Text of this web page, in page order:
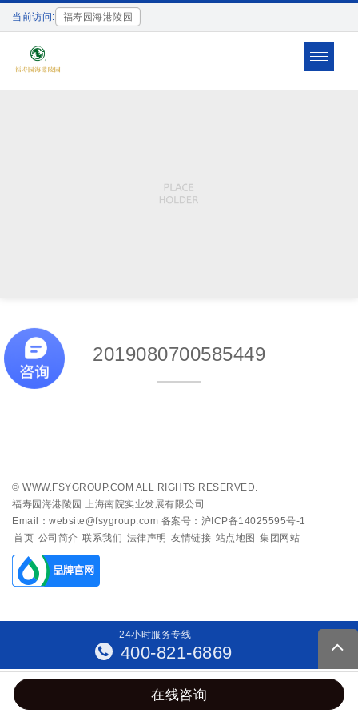
当前访问: 福寿园海港陵园
Toggle
2019080700585449
© WWW.FSYGROUP.COM ALL RIGHTS RESERVED.
福寿园海港陵园 上海南院实业发展有限公司
Email：website@fsygroup.com 备案号：沪ICP备14025595号-1
首页 公司简介 联系我们 法律声明 友情链接 站点地图 集团网站
24小时服务专线
400-821-6869
在线咨询